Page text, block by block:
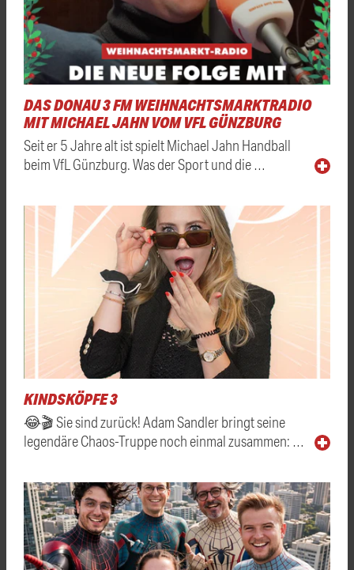
DAS DONAU 3 FM WEIHNACHTSMARKTRADIO
MIT MICHAEL JAHN VOM VFL GÜNZBURG
Seit er 5 Jahre alt ist spielt Michael Jahn Handball
beim VfL Günzburg. Was der Sport und die …
KINDSKÖPFE 3
😂🎬 Sie sind zurück! Adam Sandler bringt seine
legendäre Chaos-Truppe noch einmal zusammen: …